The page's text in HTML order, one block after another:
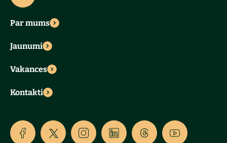
Par mums
Jaunumi
Vakances
Kontakti